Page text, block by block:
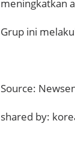
meningkatkan
Grup ini
Source:
shared by: